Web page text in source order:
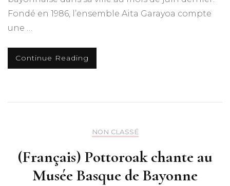
Fondé en 1986, l’ensemble Aita Garayoa compte
une …
Continue Reading
NON CLASSÉ
(Français) Pottoroak chante au
Musée Basque de Bayonne